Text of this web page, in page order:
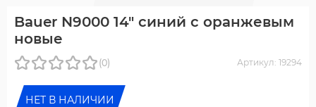
Bauer N9000 14" синий с оранжевым
новые
(0) Артикул: 19294
НЕТ В НАЛИЧИИ